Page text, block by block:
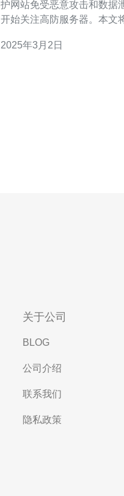
护网站免受恶意攻击和数据
开始关注高防服务器。本文
是一种能够抵御各种网络攻
2025年3月2日
关于公司
BLOG
公司介绍
联系我们
隐私政策